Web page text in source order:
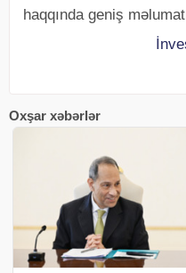
haqqında geniş
Oxşar xəbərlər